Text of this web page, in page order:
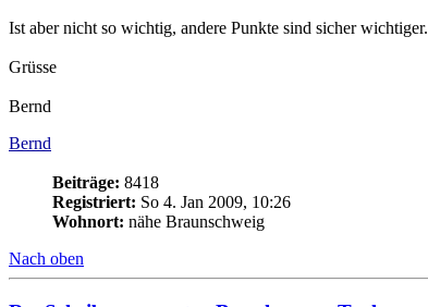
Ist aber nicht so wichtig, andere Punkte sind sicher wichtiger.
Grüsse
Bernd
Bernd
Beiträge: 8418
Registriert: So 4. Jan 2009, 10:26
Wohnort: nähe Braunschweig
Nach oben